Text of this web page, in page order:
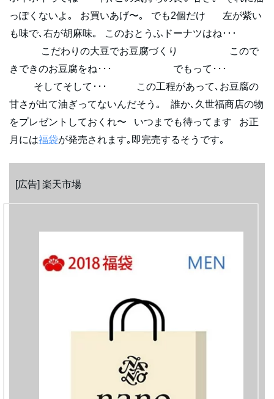
っぽくないよ｡ お買いあげ〜｡ でも2個だけ 左が紫い
も味で､右が胡麻味｡ このおとうふドーナツはね･･･
こだわりの大豆でお豆腐づくり こので
きできのお豆腐をね･･･ でもって･･･
そしてそして･･･ この工程があって､お豆腐の
甘さが出て油ぎってないんだそう｡ 誰か､久世福商店の物
をプレゼントしておくれ〜 いつまでも待ってます お正
月には福袋が発売されます｡即完売するそうです｡
[広告] 楽天市場